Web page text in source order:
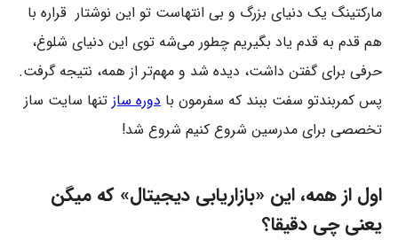
مارکتینگ یک دنیای بزرگ و بی انتهاست تو این نوشتار قراره با
هم قدم به قدم یاد بگیریم چطور می‌شه توی این دنیای شلوغ،
حرفی برای گفتن داشت، دیده شد و مهم‌تر از همه، نتیجه گرفت.
پس کمربندتو سفت ببند که سفرمون با دوره ساز تنها سایت ساز
تخصصی برای مدرسین شروع کنیم شروع شد!
اول از همه، این «بازاریابی دیجیتال» که میگن
یعنی چی دقیقا؟